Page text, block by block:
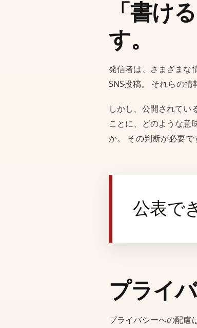
「書け
す。
発信者は、さまざまな
SNS投稿。 それらの情
しかし、公開されてい
ことに、どのような意
か。 その判断が必要で
公表で
プライ
プライバシーへの配慮